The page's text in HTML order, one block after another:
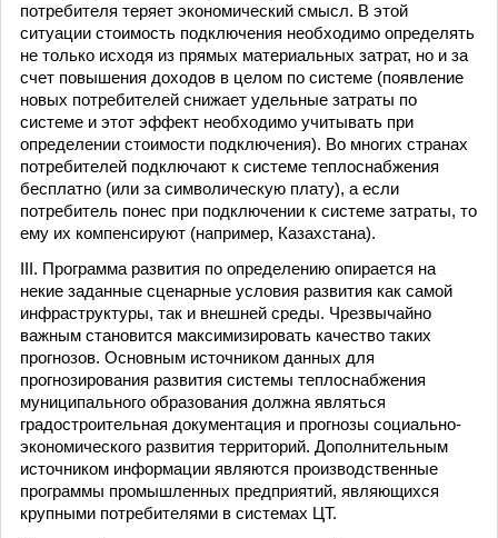
потребителя теряет экономический смысл. В этой
ситуации стоимость подключения необходимо определять
не только исходя из прямых материальных затрат, но и за
счет повышения доходов в целом по системе (появление
новых потребителей снижает удельные затраты по
системе и этот эффект необходимо учитывать при
определении стоимости подключения). Во многих странах
потребителей подключают к системе теплоснабжения
бесплатно (или за символическую плату), а если
потребитель понес при подключении к системе затраты, то
ему их компенсируют (например, Казахстана).
III. Программа развития по определению опирается на
некие заданные сценарные условия развития как самой
инфраструктуры, так и внешней среды. Чрезвычайно
важным становится максимизировать качество таких
прогнозов. Основным источником данных для
прогнозирования развития системы теплоснабжения
муниципального образования должна являться
градостроительная документация и прогнозы социально-
экономического развития территорий. Дополнительным
источником информации являются производственные
программы промышленных предприятий, являющихся
крупными потребителями в системах ЦТ.